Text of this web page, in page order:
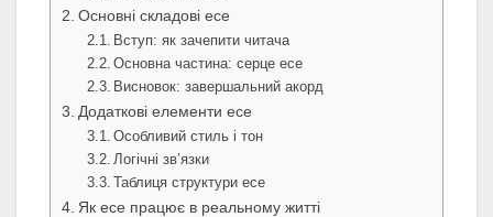
Основні складові есе
Вступ: як зачепити читача
Основна частина: серце есе
Висновок: завершальний акорд
Додаткові елементи есе
Особливий стиль і тон
Логічні зв’язки
Таблиця структури есе
Як есе працює в реальному житті